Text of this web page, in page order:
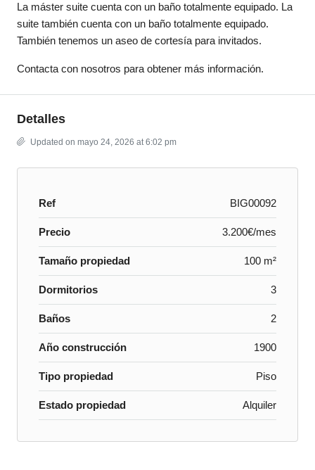
La máster suite cuenta con un baño totalmente equipado. La
suite también cuenta con un baño totalmente equipado.
También tenemos un aseo de cortesía para invitados.
Contacta con nosotros para obtener más información.
Detalles
Updated on mayo 24, 2026 at 6:02 pm
Ref BIG00092
Precio 3.200€/mes
Tamaño propiedad 100 m²
Dormitorios 3
Baños 2
Año construcción 1900
Tipo propiedad Piso
Estado propiedad Alquiler